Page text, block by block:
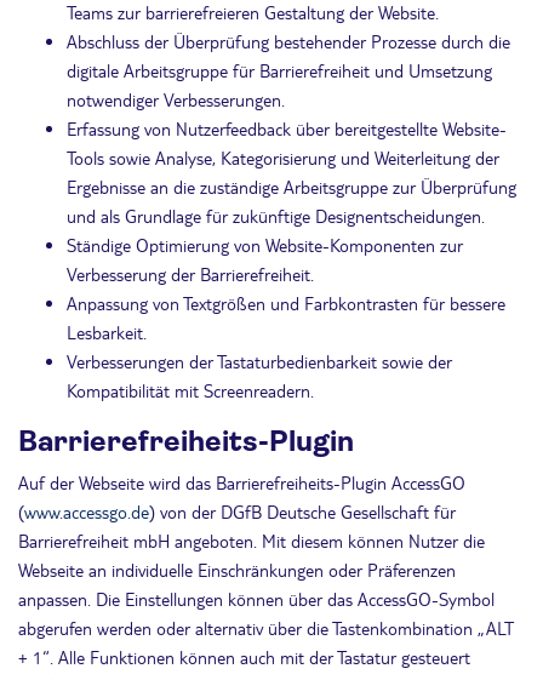
Teams zur barrierefreieren Gestaltung der Website.
Abschluss der Überprüfung bestehender Prozesse durch die
digitale Arbeitsgruppe für Barrierefreiheit und Umsetzung
notwendiger Verbesserungen.
Erfassung von Nutzerfeedback über bereitgestellte Website-
Tools sowie Analyse, Kategorisierung und Weiterleitung der
Ergebnisse an die zuständige Arbeitsgruppe zur Überprüfung
und als Grundlage für zukünftige Designentscheidungen.
Ständige Optimierung von Website-Komponenten zur
Verbesserung der Barrierefreiheit.
Anpassung von Textgrößen und Farbkontrasten für bessere
Lesbarkeit.
Verbesserungen der Tastaturbedienbarkeit sowie der
Kompatibilität mit Screenreadern.
Barrierefreiheits-Plugin
Auf der Webseite wird das Barrierefreiheits-Plugin AccessGO
(www.accessgo.de) von der DGfB Deutsche Gesellschaft für
Barrierefreiheit mbH angeboten. Mit diesem können Nutzer die
Webseite an individuelle Einschränkungen oder Präferenzen
anpassen. Die Einstellungen können über das AccessGO-Symbol
abgerufen werden oder alternativ über die Tastenkombination „ALT
+ 1“. Alle Funktionen können auch mit der Tastatur gesteuert